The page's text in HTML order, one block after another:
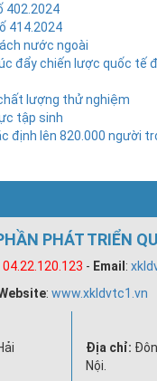
402.2024
414.2024
nước ngoài
đẩy chiến lược quốc tế
lượng thử nghiệm
tập sinh
định lên 820.000 người
PHÁT TRIỂN
- Email :
: www.xkldvtc1.vn
Địa chỉ:
Nội.